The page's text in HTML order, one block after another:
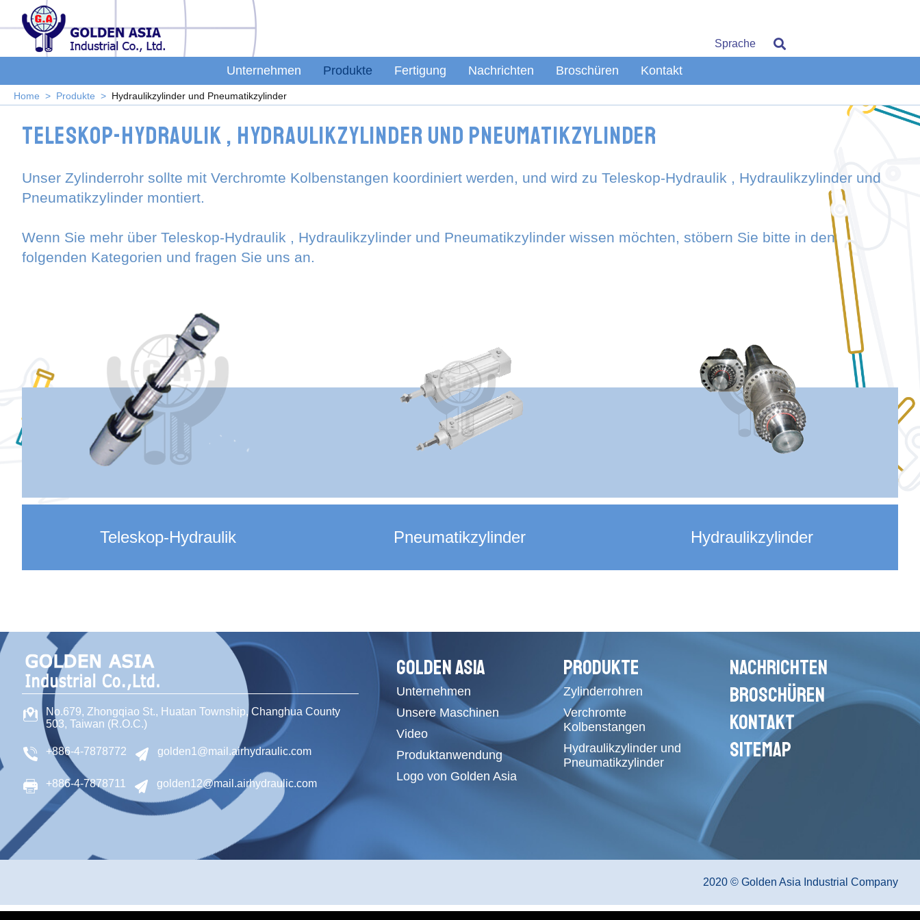
Sprache
Unternehmen Produkte Fertigung Nachrichten Broschüren Kontakt
Home Produkte Hydraulikzylinder und Pneumatikzylinder
Teleskop-Hydraulik , Hydraulikzylinder und Pneumatikzylinder
Unser Zylinderrohr sollte mit Verchromte Kolbenstangen koordiniert werden, und wird zu Teleskop-Hydraulik , Hydraulikzylinder und
Pneumatikzylinder montiert.
Wenn Sie mehr über Teleskop-Hydraulik , Hydraulikzylinder und Pneumatikzylinder wissen möchten, stöbern Sie bitte in den
folgenden Kategorien und fragen Sie uns an.
Teleskop-Hydraulik Pneumatikzylinder Hydraulikzylinder
No.679, Zhongqiao St., Huatan Township,Changhua County
503, Taiwan (R.O.C.)
+886-4-7878772 golden1@mail.airhydraulic.com
+886-4-7878711 golden12@mail.airhydraulic.com
GOLDEN ASIA
Unternehmen
Unsere Maschinen
Video
Produktanwendung
Logo von Golden Asia
PRODUKTE
Zylinderrohren
Verchromte
Kolbenstangen
Hydraulikzylinder und
Pneumatikzylinder
NACHRICHTEN
BROSCHÜREN
KONTAKT
SITEMAP
2020 © Golden Asia Industrial Company